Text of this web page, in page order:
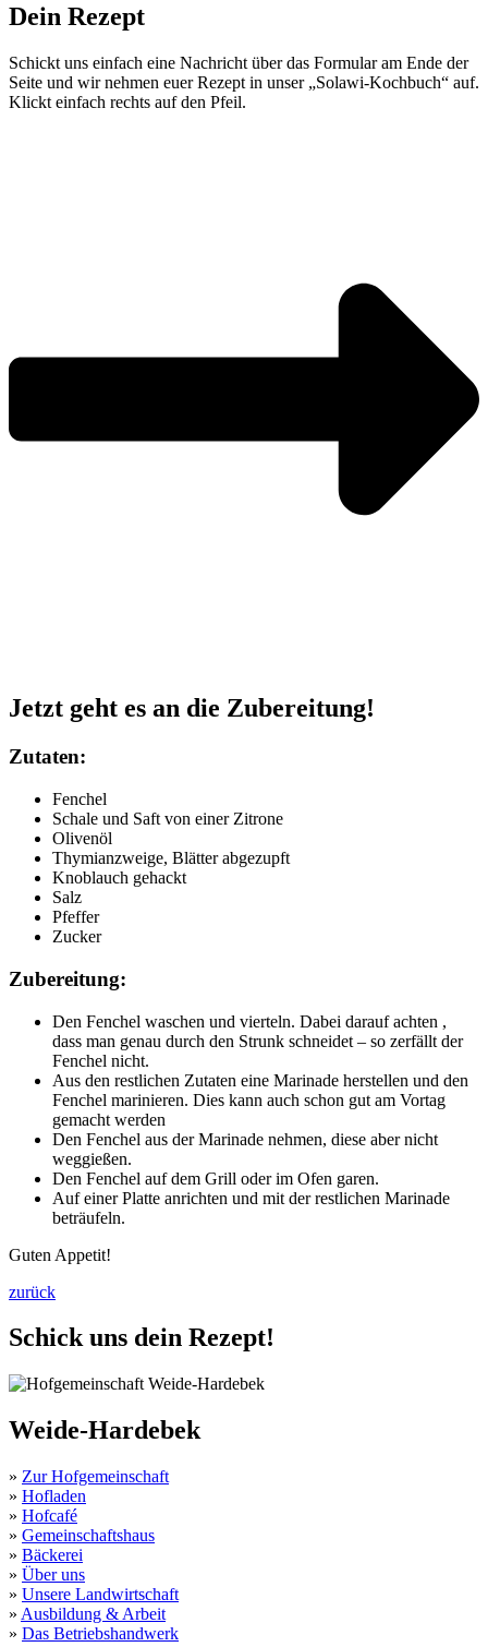
Dein Rezept
Schickt uns einfach eine Nachricht über das Formular am Ende der
Seite und wir nehmen euer Rezept in unser „Solawi-Kochbuch“ auf.
Klickt einfach rechts auf den Pfeil.
Jetzt geht es an die Zubereitung!
Zutaten:
Fenchel
Schale und Saft von einer Zitrone
Olivenöl
Thymianzweige, Blätter abgezupft
Knoblauch gehackt
Salz
Pfeffer
Zucker
Zubereitung:
Den Fenchel waschen und vierteln. Dabei darauf achten ,
dass man genau durch den Strunk schneidet – so zerfällt der
Fenchel nicht.
Aus den restlichen Zutaten eine Marinade herstellen und den
Fenchel marinieren. Dies kann auch schon gut am Vortag
gemacht werden
Den Fenchel aus der Marinade nehmen, diese aber nicht
weggießen.
Den Fenchel auf dem Grill oder im Ofen garen.
Auf einer Platte anrichten und mit der restlichen Marinade
beträufeln.
Guten Appetit!
zurück
Schick uns dein Rezept!
Weide-Hardebek
» Zur Hofgemeinschaft
» Hofladen
» Hofcafé
» Gemeinschaftshaus
» Bäckerei
» Über uns
» Unsere Landwirtschaft
» Ausbildung & Arbeit
» Das Betriebshandwerk